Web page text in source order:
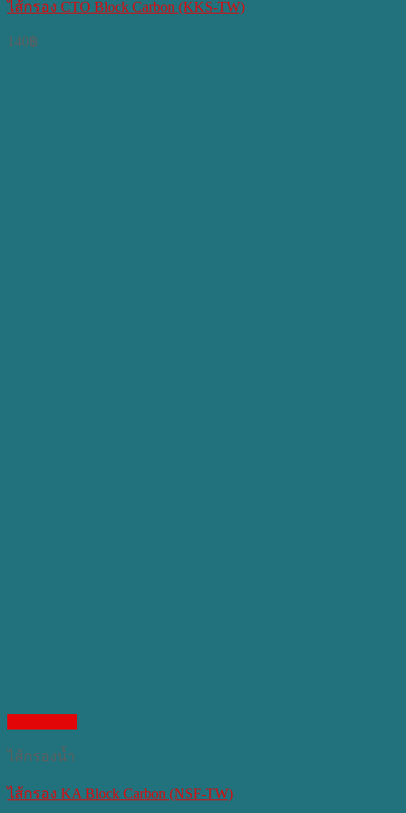
ไส้กรอง CTO Block Carbon (KKS-TW)
140฿
ไส้กรองน้ำ
ไส้กรอง KA Block Carbon (NSF-TW)